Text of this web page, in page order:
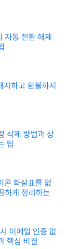
자동 전환 해제
하고 환불까지
삭제 방법과 상
팁
콘 화살표를 없
하게 정리하는
이메일 인증 없
핵심 비결